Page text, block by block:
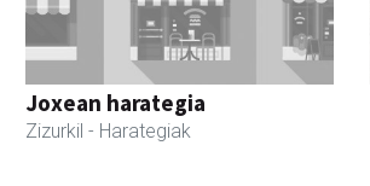
Joxean harategia
Zizurkil - Harategiak